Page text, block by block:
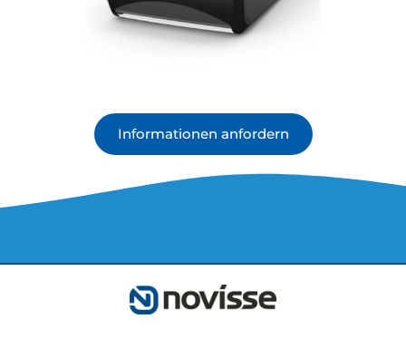
Informationen anfordern